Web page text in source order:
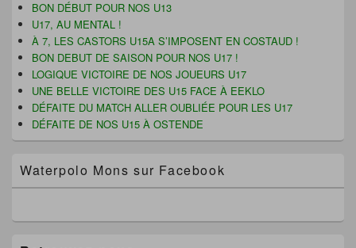
ê
r
e
t
r
e
)
u
l
l
e
f
e
n
t
r
e
)
barre
latérale
BON DÉBUT POUR NOS U13
U17, AU MENTAL !
À 7, LES CASTORS U15A S’IMPOSENT EN COSTAUD !
BON DEBUT DE SAISON POUR NOS U17 !
LOGIQUE VICTOIRE DE NOS JOUEURS U17
UNE BELLE VICTOIRE DES U15 FACE À EEKLO
DÉFAITE DU MATCH ALLER OUBLIÉE POUR LES U17
DÉFAITE DE NOS U15 À OSTENDE
Waterpolo Mons sur Facebook